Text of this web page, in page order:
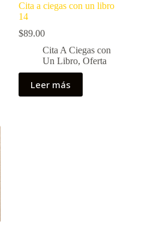
Cita a ciegas con un libro
14
$89.00
Cita A Ciegas con
Un Libro,Oferta
Leer más